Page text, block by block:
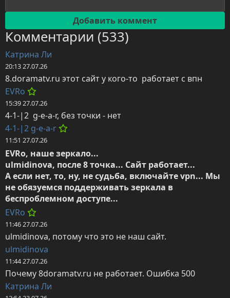
Комментарии (533)
Катрина Ли
20:13 27.07.26
8.doramatv.ru этот сайт у кого-то  работает с впн
EVRo
15:39 27.07.26
4-1-|2  g-e-a-r, без точки - нет
4-1-|2 g-e-a-r
11:51 27.07.26
EVRo, наше зеркало...
ulmidinova, после 8 точка... Сайт работает...
А если нет, то, ну, не судьба, включайте vpn... Мы
не обязуемся поддерживать зеркала в
беспроблемном доступе...
EVRo
11:46 27.07.26
ulmidinova, потому что это не наш сайт.
ulmidinova
11:44 27.07.26
Почему 8doramatv.ru не работает. Ошибка 500
Катрина Ли